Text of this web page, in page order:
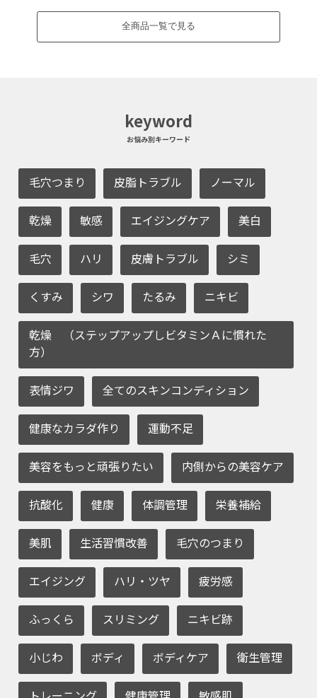
全商品一覧で見る
keyword
お悩み別キーワード
毛穴つまり 皮脂トラブル ノーマル
乾燥 敏感 エイジングケア 美白
毛穴 ハリ 皮膚トラブル シミ
くすみ シワ たるみ ニキビ
乾燥 （ステップアップしビタミンＡに慣れた
方）
表情ジワ 全てのスキンコンディション
健康なカラダ作り 運動不足
美容をもっと頑張りたい 内側からの美容ケア
抗酸化 健康 体調管理 栄養補給
美肌 生活習慣改善 毛穴のつまり
エイジング ハリ・ツヤ 疲労感
ふっくら スリミング ニキビ跡
小じわ ボディ ボディケア 衛生管理